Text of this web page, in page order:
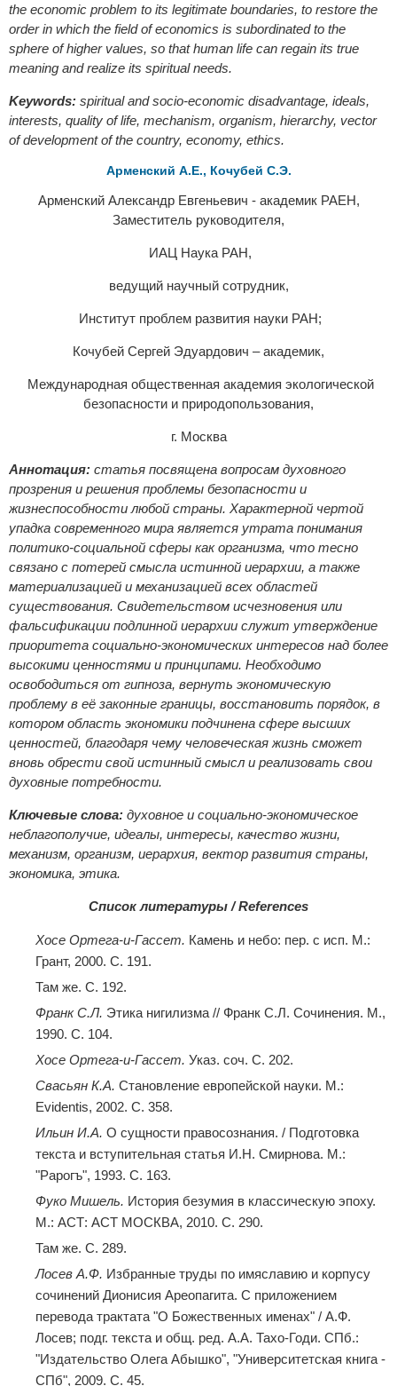
the economic problem to its legitimate boundaries, to restore the
order in which the field of economics is subordinated to the
sphere of higher values, so that human life can regain its true
meaning and realize its spiritual needs.
Keywords: spiritual and socio-economic disadvantage, ideals,
interests, quality of life, mechanism, organism, hierarchy, vector
of development of the country, economy, ethics.
Арменский А.Е., Кочубей С.Э.
Арменский Александр Евгеньевич - академик РАЕН,
Заместитель руководителя,
ИАЦ Наука РАН,
ведущий научный сотрудник,
Институт проблем развития науки РАН;
Кочубей Сергей Эдуардович – академик,
Международная общественная академия экологической
безопасности и природопользования,
г. Москва
Аннотация: статья посвящена вопросам духовного
прозрения и решения проблемы безопасности и
жизнеспособности любой страны. Характерной чертой
упадка современного мира является утрата понимания
политико-социальной сферы как организма, что тесно
связано с потерей смысла истинной иерархии, а также
материализацией и механизацией всех областей
существования. Свидетельством исчезновения или
фальсификации подлинной иерархии служит утверждение
приоритета социально-экономических интересов над более
высокими ценностями и принципами. Необходимо
освободиться от гипноза, вернуть экономическую
проблему в её законные границы, восстановить порядок, в
котором область экономики подчинена сфере высших
ценностей, благодаря чему человеческая жизнь сможет
вновь обрести свой истинный смысл и реализовать свои
духовные потребности.
Ключевые слова: духовное и социально-экономическое
неблагополучие, идеалы, интересы, качество жизни,
механизм, организм, иерархия, вектор развития страны,
экономика, этика.
Список литературы / References
Хосе Ортега-и-Гассет. Камень и небо: пер. с исп. М.:
Грант, 2000. С. 191.
Там же. С. 192.
Франк С.Л. Этика нигилизма // Франк С.Л. Сочинения. М.,
1990. С. 104.
Хосе Ортега-и-Гассет. Указ. соч. С. 202.
Свасьян К.А. Становление европейской науки. М.:
Evidentis, 2002. С. 358.
Ильин И.А. О сущности правосознания. / Подготовка
текста и вступительная статья И.Н. Смирнова. М.:
"Рарогъ", 1993. С. 163.
Фуко Мишель. История безумия в классическую эпоху.
М.: АСТ: АСТ МОСКВА, 2010. С. 290.
Там же. С. 289.
Лосев А.Ф. Избранные труды по имяславию и корпусу
сочинений Дионисия Ареопагита. С приложением
перевода трактата "О Божественных именах" / А.Ф.
Лосев; подг. текста и общ. ред. А.А. Тахо-Годи. СПб.:
"Издательство Олега Абышко", "Университетская книга -
СПб", 2009. С. 45.